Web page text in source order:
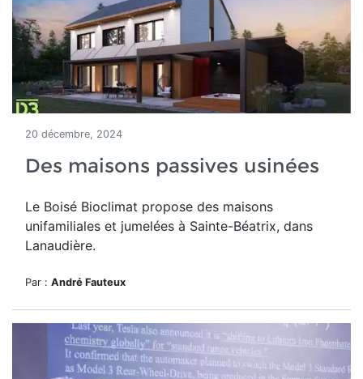
20 décembre, 2024
Des maisons passives usinées
Le Boisé Bioclimat propose des maisons
unifamiliales et jumelées à Sainte-Béatrix, dans
Lanaudière.
Par : André Fauteux